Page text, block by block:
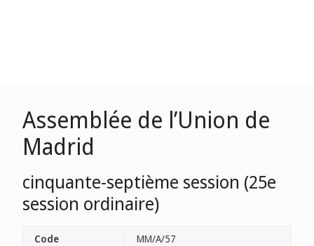
Assemblée de l’Union de
Madrid
cinquante-septième session (25e
session ordinaire)
Code
MM/A/57